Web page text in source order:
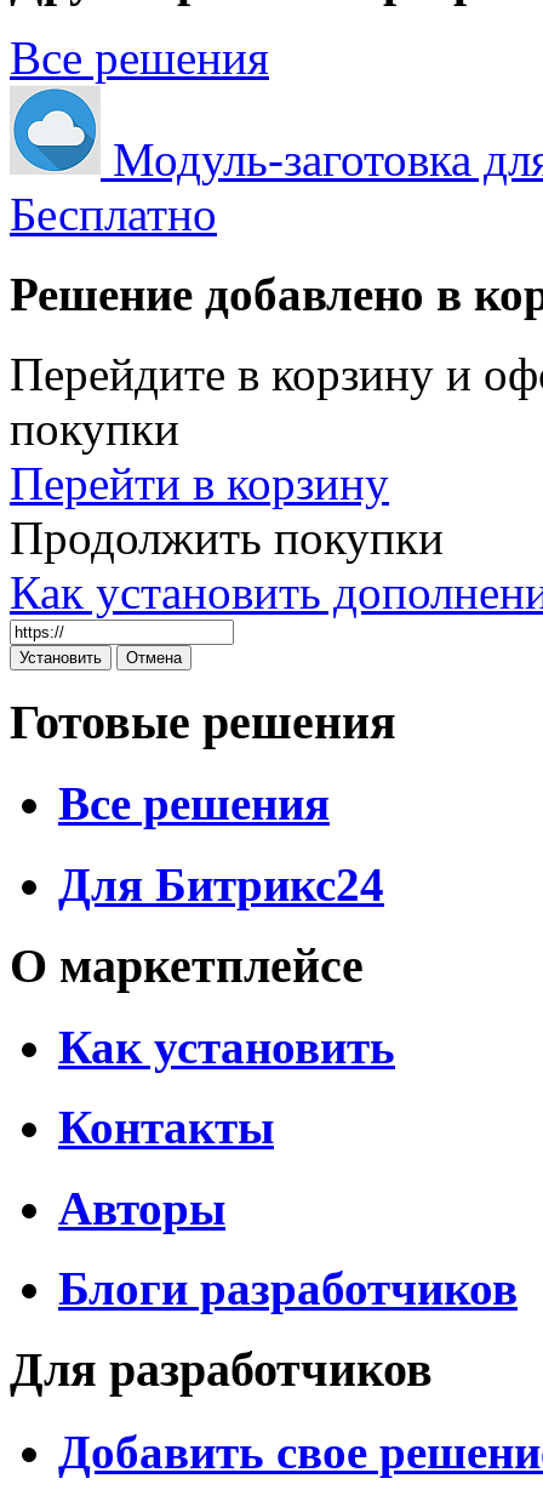
Все решения
Модуль-заготовка
Бесплатно
Решение добавлено в
Перейдите в корзину и
покупки
Перейти в корзину
Продолжить покупки
Как установить
Готовые решения
Все решения
Для Битрикс24
О маркетплейсе
Как установить
Контакты
Авторы
Блоги разработчиков
Для разработчиков
Добавить свое